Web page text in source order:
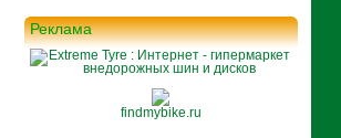
Реклама
findmybike.ru